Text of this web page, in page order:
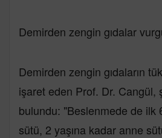
Demirden zengin gıdalar
Demirden zengin gıdaların
işaret eden Prof. Dr. Cangül,
bulundu: "Beslenmede de ilk
sütü, 2 yaşına kadar anne